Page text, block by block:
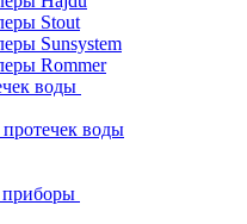
Stout
Sunsystem
Rommer
воды
воды
приборы